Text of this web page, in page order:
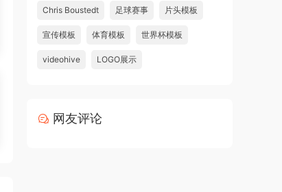
Chris Boustedt 足球赛事 片头模板
宣传模板 体育模板 世界杯模板
videohive LOGO展示
网友评论